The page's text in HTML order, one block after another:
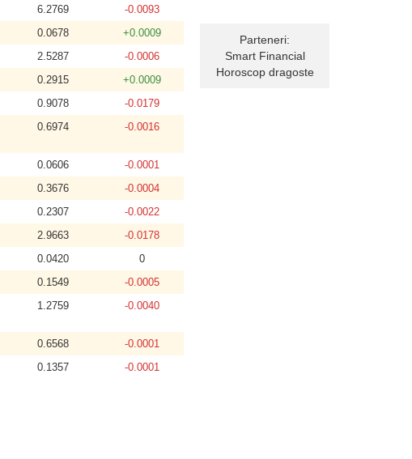
6.2769
-0.0093
0.0678
+0.0009
2.5287
-0.0006
0.2915
+0.0009
0.9078
-0.0179
0.6974 -0.0016
0.0606
-0.0001
0.3676
-0.0004
0.2307
-0.0022
2.9663
-0.0178
0.0420
0
0.1549
-0.0005
1.2759 -0.0040
0.6568
-0.0001
0.1357 -0.0001
Parteneri:
Smart Financial
Horoscop dragoste